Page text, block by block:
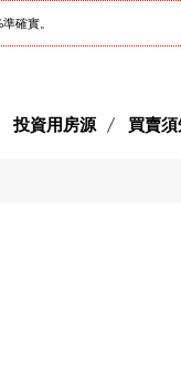
確實。
投資用房源 買賣須